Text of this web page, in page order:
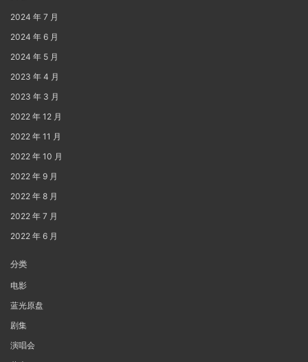
2024 年 7 月
2024 年 6 月
2024 年 5 月
2023 年 4 月
2023 年 3 月
2022 年 12 月
2022 年 11 月
2022 年 10 月
2022 年 9 月
2022 年 8 月
2022 年 7 月
2022 年 6 月
分类
电影
蓝光原盘
剧集
演唱会